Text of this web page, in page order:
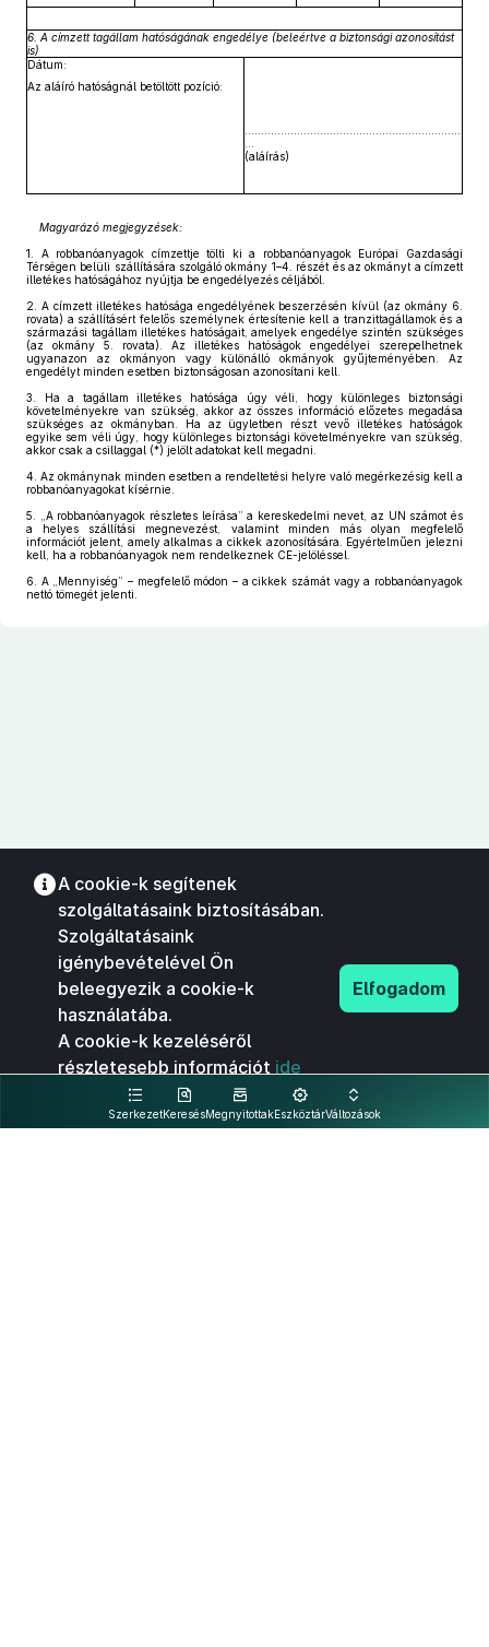
6. A címzett tagállam hatóságának engedélye (beleértve a biztonsági azonosítást
is)
Dátum:
Az aláíró hatóságnál betöltött pozíció:
(aláírás)
Magyarázó megjegyzések:
1.
A robbanóanyagok címzettje tölti ki a robbanóanyagok Európai Gazdasági
Térségen belüli szállítására szolgáló okmány 1–4
részét és az okmányt a címzett
illetékes hatóságához nyújtja be engedélyezés céljából.
2.
A címzett illetékes hatósága engedélyének beszerzésén kívül (az okmány 6.
rovata) a szállításért felelős személynek értesítenie kell a tranzittagállamok és a
származási tagállam illetékes hatóságait, amelyek engedélye szintén szükséges
(az okmány 5. rovata). Az illetékes hatóságok engedélyei szerepelhetnek
ugyanazon az okmányon vagy különálló okmányok gyűjteményében. Az
engedélyt minden esetben biztonságosan azonosítani kell.
3.
Ha a tagállam illetékes hatósága úgy véli, hogy különleges biztonsági
követelményekre van szükség, akkor az összes információ előzetes megadása
szükséges az okmányban. Ha az ügyletben részt vevő illetékes hatóságok
egyike sem véli úgy, hogy különleges biztonsági követelményekre van szükség,
akkor csak a csillaggal (*) jelölt adatokat kell megadni.
4. Az okmánynak minden esetben a rendeltetési helyre való megérkezésig kell a
robbanóanyagokat kísérnie.
5.
„A robbanóanyagok részletes leírása” a kereskedelmi nevet, az UN számot és
a helyes szállítási megnevezést, valamint minden más olyan megfelelő
információt jelent, amely alkalmas a cikkek azonosítására. Egyértelműen jelezni
kell, ha a robbanóanyagok nem rendelkeznek CE-jelöléssel.
6.
A „Mennyiség” – megfelelő módon – a cikkek számát vagy a robbanóanyagok
nettó tömegét jelenti.
SzerkezetKeresésMegnyitottakEszköztárVáltozások
A cookie-k segítenek
szolgáltatásaink biztosításában.
Szolgáltatásaink
igénybevételével Ön
beleegyezik a cookie-k
használatába.
A cookie-k kezeléséről
részletesebb információt ide
kattintva olvashat.
Elfogadom